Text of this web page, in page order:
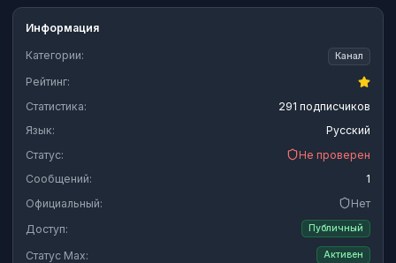
Информация
Категории: Канал
Рейтинг:
Статистика:
291 подписчиков
Язык:
Русский
Статус:
Не проверен
Сообщений:
1
Официальный:
Нет
Доступ:
Публичный
Статус Max: Активен